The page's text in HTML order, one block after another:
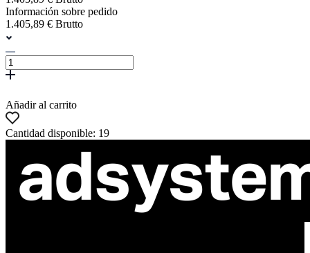
Información sobre pedido
1.405,89 € Brutto
Añadir al carrito
Cantidad disponible: 19